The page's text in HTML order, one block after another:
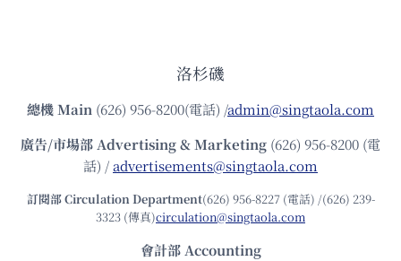
洛杉磯
總機Main (626) 956-8200(電話) /admin@singtaola.com
廣告/市場部Advertising & Marketing (626) 956-8200 (電
話) /advertisements@singtaola.com
訂閱部 Circulation Department(626) 956-8227 (電話) /(626) 239-
3323 (傳真)circulation@singtaola.com
會計部 Accounting